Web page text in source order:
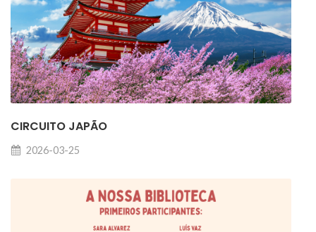
CIRCUITO JAPÃO
2026-03-25